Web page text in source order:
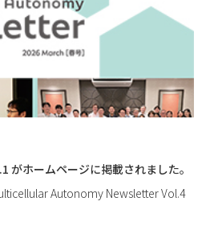
がホームページに掲載されました。
Autonomy Newsletter Vol.4